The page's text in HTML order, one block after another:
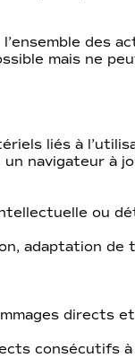
des
mais ne
liés à
navigateur à
ou
adaptation
directs
consécutifs